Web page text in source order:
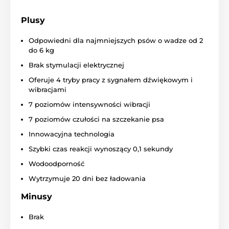
na pełnym naładowaniu. Przede wszystkim zależy to
od tego, jak często obroża jest uruchamiana.
Ładowanie za pomocą technologii Flashsec
Wodoodporność
wodoodporności IPX6
można go zabierać na spacery w deszczu lub śniegu.
domowego, jak i na zewnątrz.
Plusy
Odpowiedni dla najmniejszych psów o wadze od 2
do 6 kg
Brak stymulacji elektrycznej
Oferuje 4 tryby pracy z sygnałem dźwiękowym i
wibracjami
7 poziomów intensywności wibracji
7 poziomów czułości na szczekanie psa
Innowacyjna technologia
Szybki czas reakcji wynoszący 0,1 sekundy
Wodoodporność
Wytrzymuje 20 dni bez ładowania
Minusy
Brak